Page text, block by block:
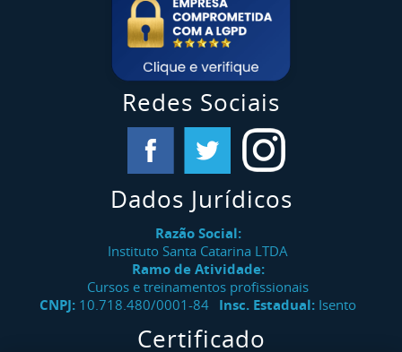
Redes Sociais
Dados Jurídicos
Razão Social:
Instituto Santa Catarina LTDA
Ramo de Atividade:
Cursos e treinamentos profissionais
CNPJ: 10.718.480/0001-84 Insc. Estadual: Isento
Certificado